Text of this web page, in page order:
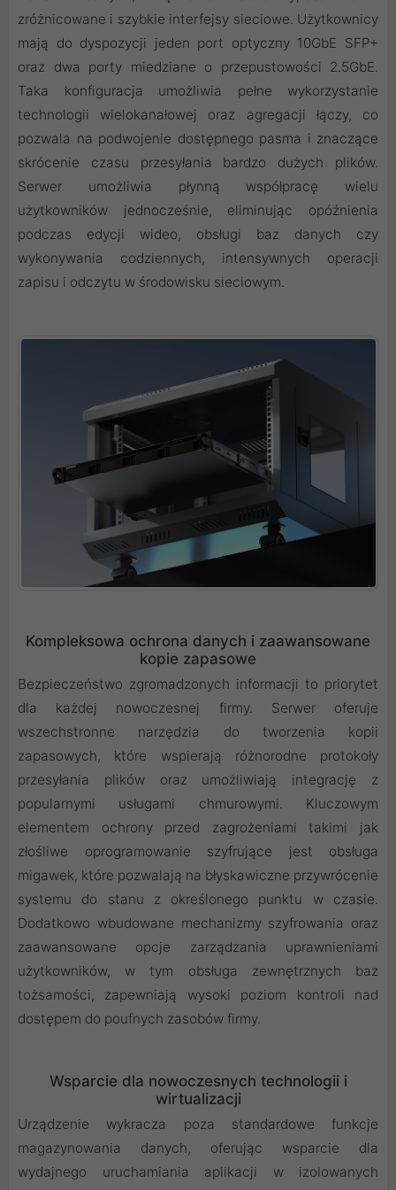
zróżnicowane i szybkie interfejsy sieciowe. Użytkownicy
mają do dyspozycji jeden port optyczny 10GbE SFP+
oraz dwa porty miedziane o przepustowości 2.5GbE.
Taka konfiguracja umożliwia pełne wykorzystanie
technologii wielokanałowej oraz agregacji łączy, co
pozwala na podwojenie dostępnego pasma i znaczące
skrócenie czasu przesyłania bardzo dużych plików.
Serwer umożliwia płynną współpracę wielu
użytkowników jednocześnie, eliminując opóźnienia
podczas edycji wideo, obsługi baz danych czy
wykonywania codziennych, intensywnych operacji
zapisu i odczytu w środowisku sieciowym.
Kompleksowa ochrona danych i zaawansowane
kopie zapasowe
Bezpieczeństwo zgromadzonych informacji to priorytet
dla każdej nowoczesnej firmy. Serwer oferuje
wszechstronne narzędzia do tworzenia kopii
zapasowych, które wspierają różnorodne protokoły
przesyłania plików oraz umożliwiają integrację z
popularnymi usługami chmurowymi. Kluczowym
elementem ochrony przed zagrożeniami takimi jak
złośliwe oprogramowanie szyfrujące jest obsługa
migawek, które pozwalają na błyskawiczne przywrócenie
systemu do stanu z określonego punktu w czasie.
Dodatkowo wbudowane mechanizmy szyfrowania oraz
zaawansowane opcje zarządzania uprawnieniami
użytkowników, w tym obsługa zewnętrznych baz
tożsamości, zapewniają wysoki poziom kontroli nad
dostępem do poufnych zasobów firmy.
Wsparcie dla nowoczesnych technologii i
wirtualizacji
Urządzenie wykracza poza standardowe funkcje
magazynowania danych, oferując wsparcie dla
wydajnego uruchamiania aplikacji w izolowanych